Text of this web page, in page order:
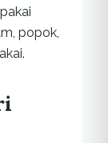
popok,